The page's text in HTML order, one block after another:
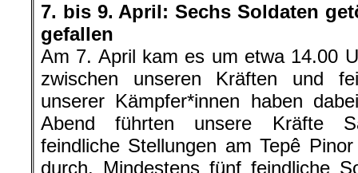
7. bis 9. April: Sechs Soldaten
gefallen
Am 7. April kam es um etwa 14.00
zwischen unseren Kräften und
unserer Kämpfer*innen haben
Abend führten unsere Kräfte
feindliche Stellungen am Tepê
durch. Mindestens fünf feindliche